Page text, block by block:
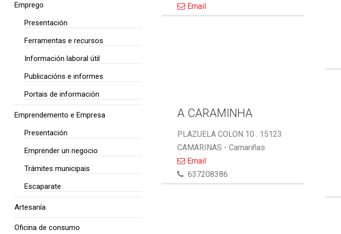
Email
A CARAMINHA
PLAZUELA COLON 10 . 15123
CAMARINAS - Camariñas
Email
637208386
Emprego
Presentación
Ferramentas e recursos
Información laboral útil
Publicacións e informes
Portais de información
Emprendemento e Empresa
Presentación
Emprender un negocio
Trámites municipais
Escaparate
Artesanía
Oficina de consumo